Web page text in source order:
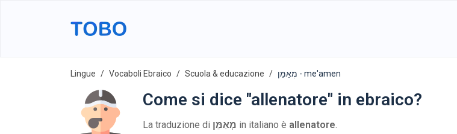
Lingue Vocaboli Ebraico Scuola & educazione מְאַמֵּן - me'amen
Come si dice "allenatore" in ebraico?
La traduzione di מְאַמֵּן in italiano è allenatore.